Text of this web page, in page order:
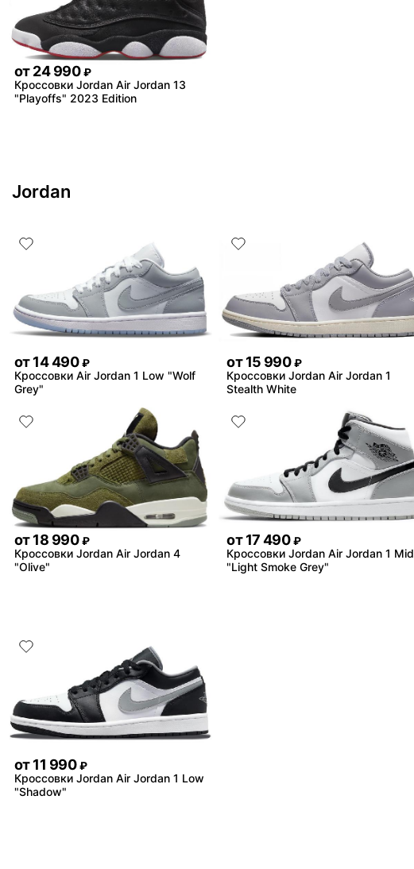
от24 990 ₽
Кроссовки Jordan Air Jordan 13
"Playoffs" 2023 Edition
Jordan
от14 490 ₽
Кроссовки Air Jordan 1 Low "Wolf
Grey"
от 15 990 ₽
Кроссовки Jordan Air Jordan 1
Stealth White
от18 990 ₽
Кроссовки Jordan Air Jordan 4
"Olive"
от 17 490 ₽
Кроссовки Jordan Air Jordan 1 Mid
"Light Smoke Grey"
от11 990 ₽
Кроссовки Jordan Air Jordan 1 Low
"Shadow"